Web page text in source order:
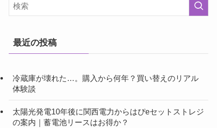
最近の投稿
冷蔵庫が壊れた…。購入から何年？買い替えのリアル
体験談
太陽光発電10年後に関西電力からはぴeセットストレジ
の案内｜蓄電池リースはお得か？